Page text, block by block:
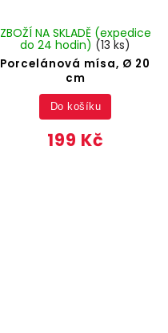
Porcelánová mísa, Ø 20
cm
ZBOŽÍ NA SKLADĚ (expedice
do 24 hodin) (13 ks)
199 Kč
Do košíku